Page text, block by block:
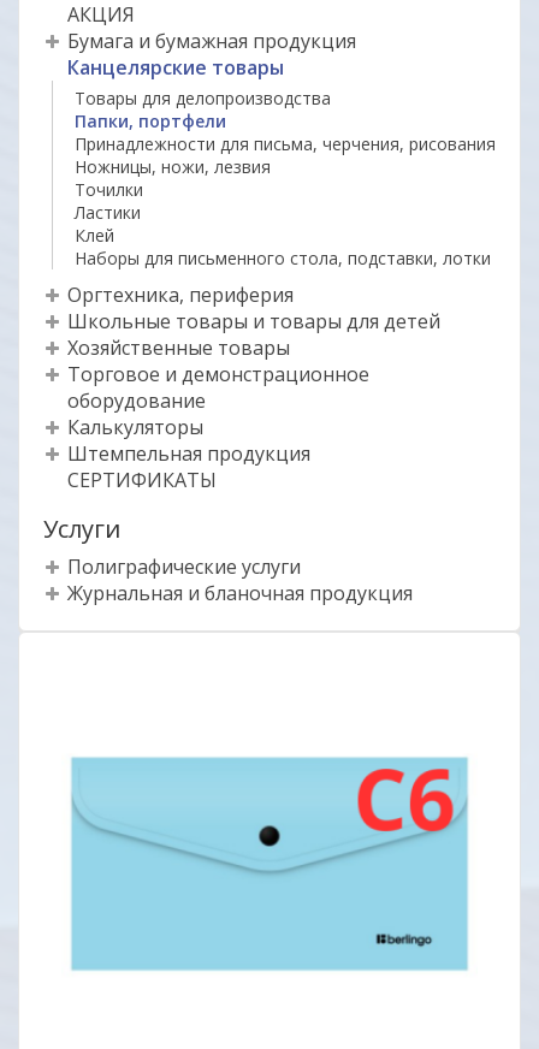
АКЦИЯ
Бумага и бумажная продукция
Канцелярские товары
Товары для делопроизводства
Папки, портфели
Принадлежности для письма, черчения, рисования
Ножницы, ножи, лезвия
Точилки
Ластики
Клей
Наборы для письменного стола, подставки, лотки
Оргтехника, периферия
Школьные товары и товары для детей
Хозяйственные товары
Торговое и демонстрационное
оборудование
Калькуляторы
Штемпельная продукция
СЕРТИФИКАТЫ
Услуги
Полиграфические услуги
Журнальная и бланочная продукция